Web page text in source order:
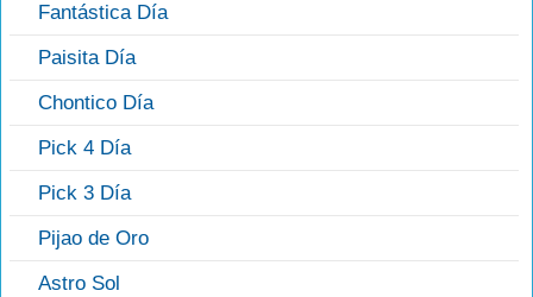
Fantástica Día
Paisita Día
Chontico Día
Pick 4 Día
Pick 3 Día
Pijao de Oro
Astro Sol